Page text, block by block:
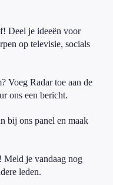
Deel je ideeën voor
op televisie, socials
Voeg Radar toe aan de
ons een bericht.
bij ons panel en maak
Meld je vandaag nog
leden.